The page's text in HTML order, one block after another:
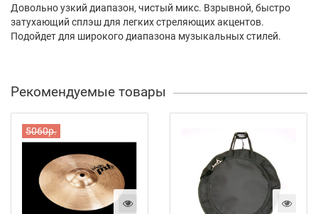
Довольно узкий диапазон, чистый микс. Взрывной, быстро
затухающий сплэш для легких стреляющих акцентов.
Подойдет для широкого диапазона музыкальных стилей.
Рекомендуемые товары
5060р.